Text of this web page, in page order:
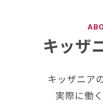
キッザ
キッザニア
実際に働